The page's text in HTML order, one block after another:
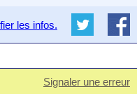
les infos.
Signaler une erreur